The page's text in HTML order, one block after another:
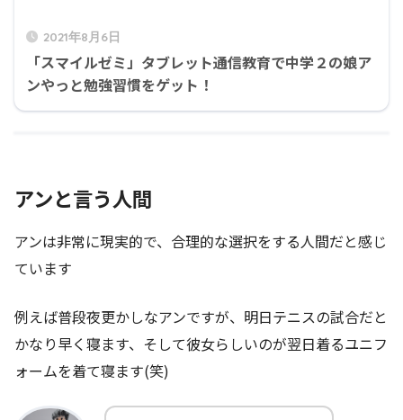
2021年8月6日
「スマイルゼミ」タブレット通信教育で中学２の娘ア
ンやっと勉強習慣をゲット！
アンと言う人間
アンは非常に現実的で、合理的な選択をする人間だと感じ
ています
例えば普段夜更かしなアンですが、明日テニスの試合だと
かなり早く寝ます、そして彼女らしいのが翌日着るユニフ
ォームを着て寝ます(笑)